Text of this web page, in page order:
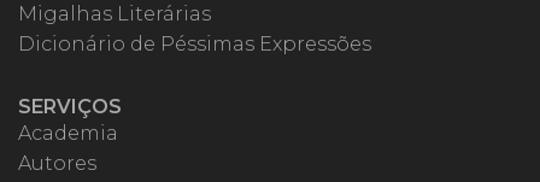
Migalhas Literárias
Dicionário de Péssimas Expressões
SERVIÇOS
Academia
Autores